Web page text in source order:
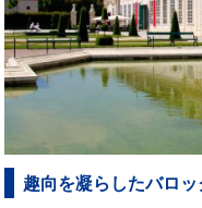
趣向を凝らしたバロ